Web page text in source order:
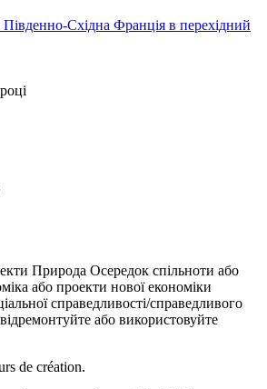
Східна Франція в перехідний
Природа Осередок спільноти або
або проекти нової економіки
справедливості/справедливого
або використовуйте
de création.